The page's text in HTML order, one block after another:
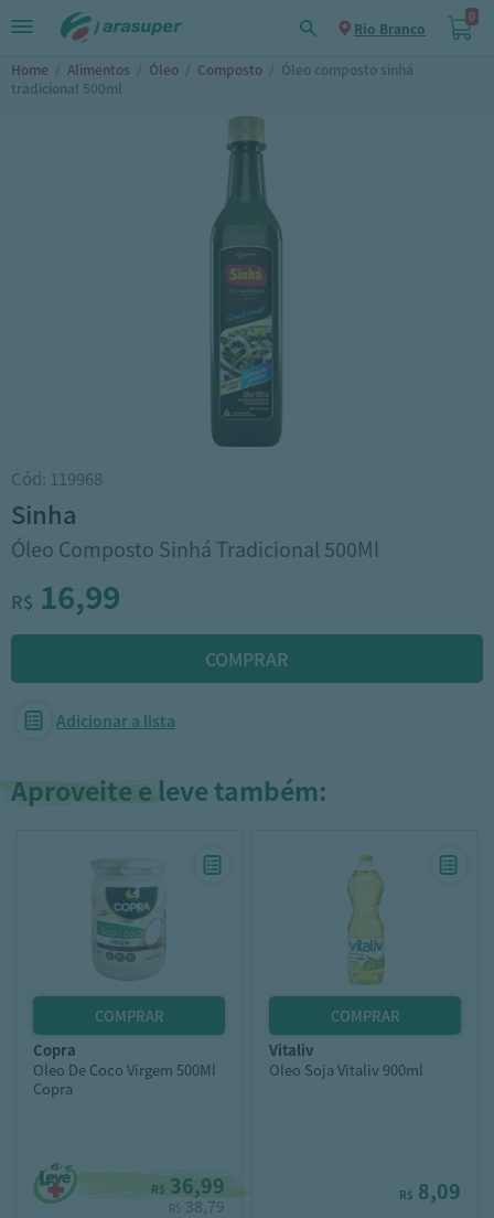
Rio Branco
0
Home / Alimentos / Óleo / Composto / Óleo composto sinhá
tradicional 500ml
Cód: 119968
sinha
Óleo Composto Sinhá Tradicional 500Ml
R$ 16,99
Adicionar a lista
Aproveite e leve também:
copra
Oleo De Coco Virgem 500Ml
Copra
R$ 36,99
R$ 38,79
vitaliv
Oleo Soja Vitaliv 900ml
R$ 8,09